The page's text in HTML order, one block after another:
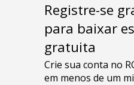
Registre-se
para baixar
gratuita